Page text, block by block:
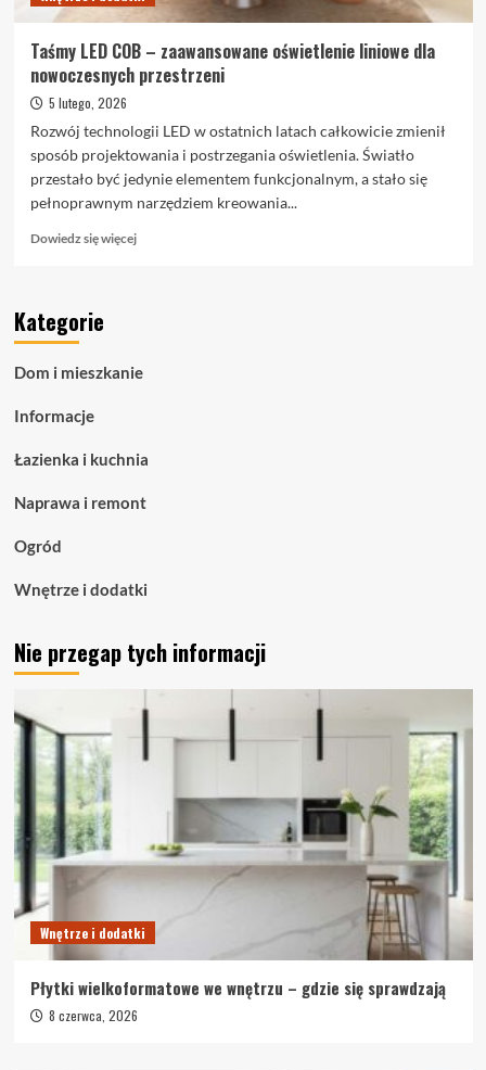
Taśmy LED COB – zaawansowane oświetlenie liniowe dla
nowoczesnych przestrzeni
5 lutego, 2026
Rozwój technologii LED w ostatnich latach całkowicie zmienił
sposób projektowania i postrzegania oświetlenia. Światło
przestało być jedynie elementem funkcjonalnym, a stało się
pełnoprawnym narzędziem kreowania...
Dowiedz się więcejDowiedz
–
dla
przestrzeni
Kategorie
Dom i mieszkanie
Informacje
Łazienka i kuchnia
Naprawa i remont
Ogród
Wnętrze i dodatki
Nie przegap tych informacji
Wnętrze i dodatki
Płytki wielkoformatowe we wnętrzu – gdzie się sprawdzają
8 czerwca, 2026